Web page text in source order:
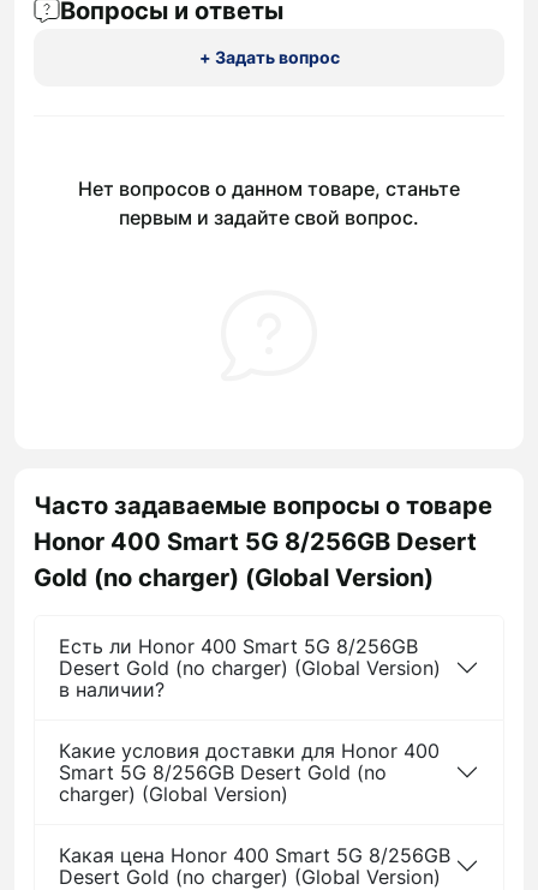
Вопросы и ответы
+ Задать вопрос
Нет вопросов о данном товаре, станьте
первым и задайте свой вопрос.
Часто задаваемые вопросы о товаре
Honor 400 Smart 5G 8/256GB Desert
Gold (no charger) (Global Version)
Есть ли Honor 400 Smart 5G 8/256GB
Desert Gold (no charger) (Global Version)
в наличии?
Какие условия доставки для Honor 400
Smart 5G 8/256GB Desert Gold (no
charger) (Global Version)
Какая цена Honor 400 Smart 5G 8/256GB
Desert Gold (no charger) (Global Version)